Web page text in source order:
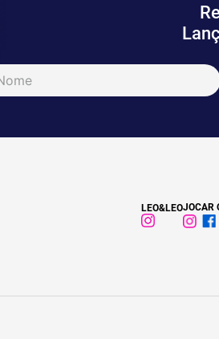
LEO&LEOJOCAR